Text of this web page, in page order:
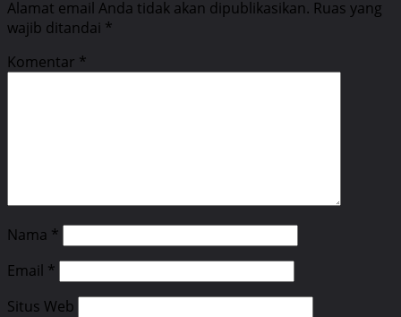
Alamat email Anda tidak akan dipublikasikan. Ruas yang
wajib ditandai *
Komentar *
Nama *
Email *
Situs Web